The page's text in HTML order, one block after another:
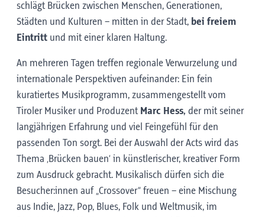
schlägt Brücken zwischen Menschen, Generationen,
Städten und Kulturen – mitten in der Stadt, bei freiem
Eintritt und mit einer klaren Haltung.
An mehreren Tagen treffen regionale Verwurzelung und
internationale Perspektiven aufeinander: Ein fein
kuratiertes Musikprogramm, zusammengestellt vom
Tiroler Musiker und Produzent Marc Hess, der mit seiner
langjährigen Erfahrung und viel Feingefühl für den
passenden Ton sorgt. Bei der Auswahl der Acts wird das
Thema ‚Brücken bauen‘ in künstlerischer, kreativer Form
zum Ausdruck gebracht. Musikalisch dürfen sich die
Besucher:innen auf „Crossover“ freuen – eine Mischung
aus Indie, Jazz, Pop, Blues, Folk und Weltmusik, im